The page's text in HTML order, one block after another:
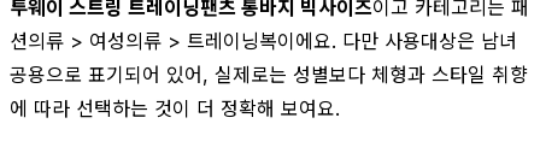
투웨이 스트링 트레이닝팬츠 통바지 빅사이즈이고 카테고리는 패
션의류 > 여성의류 > 트레이닝복이에요. 다만 사용대상은 남녀
공용으로 표기되어 있어, 실제로는 성별보다 체형과 스타일 취향
에 따라 선택하는 것이 더 정확해 보여요.